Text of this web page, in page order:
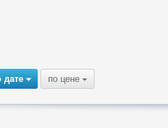
дате{ по цене {